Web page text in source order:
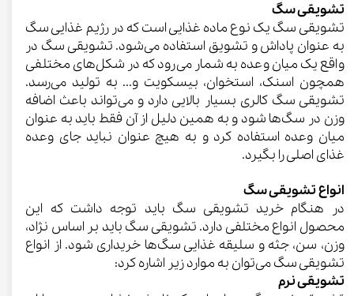
تشویقی سگ
تشویقی سگ یک نوع ماده غذایی است که در رژیم غذایی سگ
به عنوان پاداش و تشویق استفاده می‌شود. تشویقی سگ در
واقع یک میان وعده به شمار می‌رود که در شکل‌های مختلفی
همچون اسنک، استخوان، بیسکویت و... به تولید می‌رسد.
تشویقی سگ کالری بسیار بالایی دارد و می‌تواند باعث اضافه
وزن در سگ‌ها شود و به همین دلیل از آن فقط باید به عنوان
میان وعده استفاده کرد و به هیچ عنوان نباید جای وعده
غذای اصلی را بگیرد.
انواع تشویقی سگ
در هنگام خرید تشویقی سگ باید توجه داشت که این
محصول انواع مختلفی دارد. تشویقی سگ باید بر اساس نژاد،
وزن، سن، جثه و سلیقه غذایی سگ‌ها خریداری شود. از انواع
تشویقی سگ می‌توان به موارد زیر اشاره کرد:
تشویقی نرم